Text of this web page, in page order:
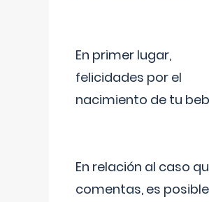
En primer lugar,
felicidades por el
nacimiento de tu
En relación al caso
comentas, es